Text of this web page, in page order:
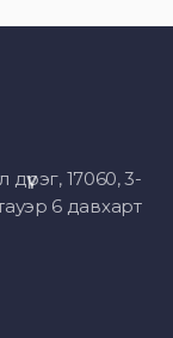
17060, 3-
6 давхарт